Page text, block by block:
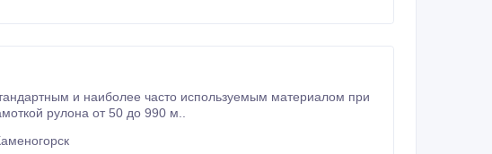
и наиболее часто используемым материалом при
Размеры ленты: ширина от 40 до 80 мм, и намоткой рулона от 50 до 990 м..